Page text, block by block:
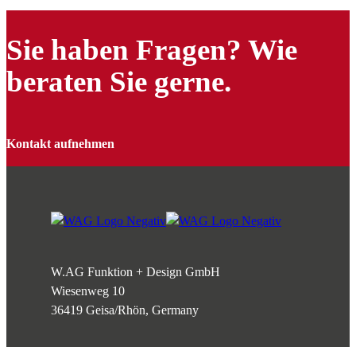
Sie haben Fragen? Wie
beraten Sie gerne.
Kontakt aufnehmen
W.AG Funktion + Design GmbH
Wiesenweg 10
36419 Geisa/Rhön, Germany